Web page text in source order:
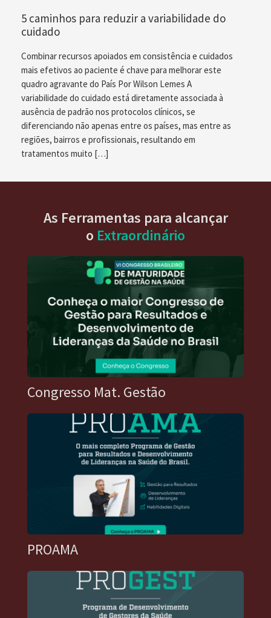
5 caminhos para reduzir a variabilidade do
cuidado
Combinar recursos apoiados em consistência e cuidados
mais efetivos ao paciente é chave para melhorar este
quadro agravante do País Por Wilson Lemes A
variabilidade do cuidado está diretamente associada à
ausência de padrão nos protocolos clínicos, se
diferenciando não apenas entre os países, mas entre as
regiões, bairros e profissionais, resultando em
tratamentos muito […]
As Ferramentas para alcançar
o Extraordinário
Congresso Mat. Gestão
PROAMA